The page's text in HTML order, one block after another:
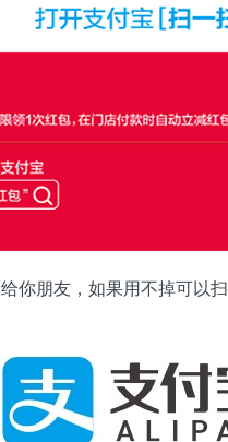
你朋友，如果用不掉可以